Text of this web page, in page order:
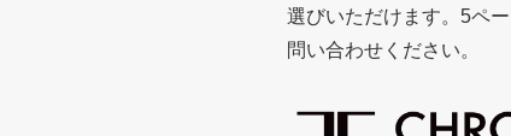
選びいただけます。5ペ
問い合わせください。